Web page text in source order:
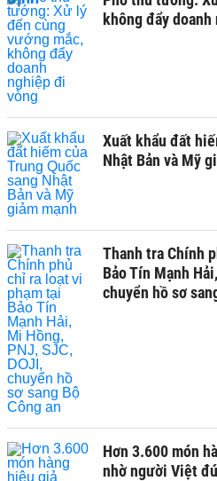
không đẩy
Xuất khẩu đất
Nhật Bản và Mỹ
Thanh tra Chính
Bảo Tín Mạnh
chuyển hồ sơ
Hơn 3.600 món
nhờ người Việt